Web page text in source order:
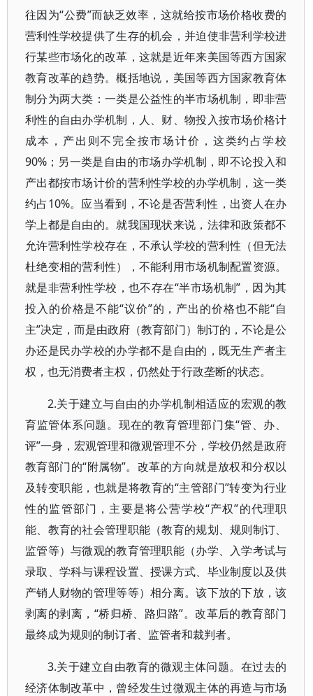
往因为“公费”而缺乏效率，这就给按市场价格收费的
营利性学校提供了生存的机会，并迫使非营利学校进
行某些市场化的改革，这就是近年来美国等西方国家
教育改革的趋势。概括地说，美国等西方国家教育体
制分为两大类：一类是公益性的半市场机制，即非营
利性的自由办学机制，人、财、物投入按市场价格计
成本，产出则不完全按市场计价，这类约占学校
90%；另一类是自由的市场办学机制，即不论投入和
产出都按市场计价的营利性学校的办学机制，这一类
约占10%。应当看到，不论是否营利性，出资人在办
学上都是自由的。就我国现状来说，法律和政策都不
允许营利性学校存在，不承认学校的营利性（但无法
杜绝变相的营利性），不能利用市场机制配置资源。
就是非营利性学校，也不存在“半市场机制”，因为其
投入的价格是不能“议价”的，产出的价格也不能“自
主”决定，而是由政府（教育部门）制订的，不论是公
办还是民办学校的办学都不是自由的，既无生产者主
权，也无消费者主权，仍然处于行政垄断的状态。
2.关于建立与自由的办学机制相适应的宏观的教
育监管体系问题。现在的教育管理部门集“管、办、
评”一身，宏观管理和微观管理不分，学校仍然是政府
教育部门的“附属物”。改革的方向就是放权和分权以
及转变职能，也就是将教育的“主管部门”转变为行业
性的监管部门，主要是将公营学校“产权”的代理职
能、教育的社会管理职能（教育的规划、规则制订、
监管等）与微观的教育管理职能（办学、入学考试与
录取、学科与课程设置、授课方式、毕业制度以及供
产销人财物的管理等等）相分离。该下放的下放，该
剥离的剥离，“桥归桥、路归路”。改革后的教育部门
最终成为规则的制订者、监管者和裁判者。
3.关于建立自由教育的微观主体问题。在过去的
经济体制改革中，曾经发生过微观主体的再造与市场